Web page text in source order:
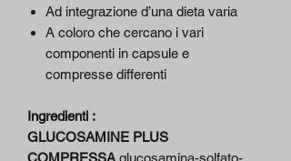
Ad integrazione d’una dieta varia
A coloro che cercano i vari
componenti in capsule e
compresse differenti
Ingredienti :
GLUCOSAMINE PLUS
COMPRESSA glucosamina-solfato-